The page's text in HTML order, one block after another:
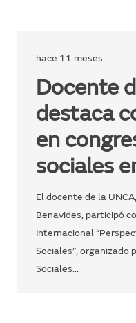
hace 11 meses
Docente
destaca
en
sociales
El docente de la
Benavides, participó
Internacional
Sociales”, organizado
Sociales…